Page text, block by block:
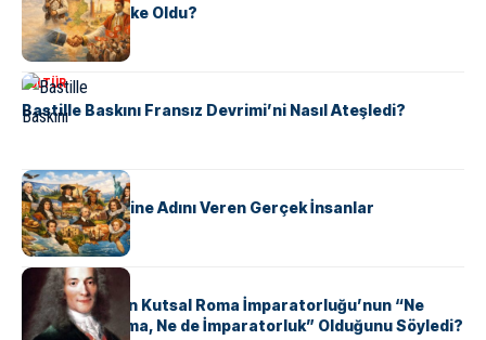
Tunus Nasıl Ülke Oldu?
KÜLTÜR
Bastille Baskını Fransız Devrimi’ni Nasıl Ateşledi?
KÜLTÜR
ABD Eyaletlerine Adını Veren Gerçek İnsanlar
KÜLTÜR
Voltaire Neden Kutsal Roma İmparatorluğu’nun “Ne
Kutsal, Ne Roma, Ne de İmparatorluk” Olduğunu Söyledi?